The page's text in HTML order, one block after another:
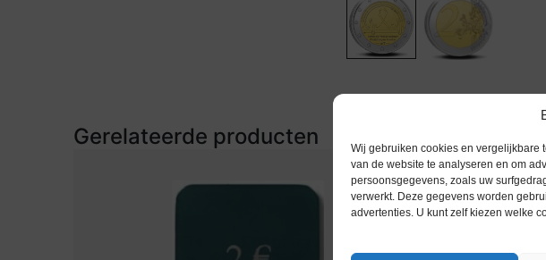
Wij gebruiken cookies en vergelijkbare
van de website te analyseren en om
persoonsgegevens, zoals uw
verwerkt. Deze gegevens worden
advertenties. U kunt zelf kiezen welke
Gerelateerde producten